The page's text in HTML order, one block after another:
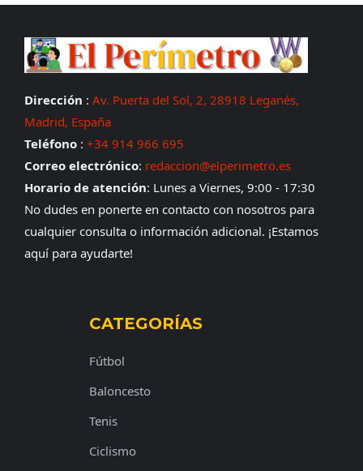
Dirección : Av. Puerta del Sol, 2, 28918 Leganés,
Madrid, España
Teléfono : +34 914 966 695
Correo electrónico: redaccion@elperimetro.es
Horario de atención: Lunes a Viernes, 9:00 - 17:30
No dudes en ponerte en contacto con nosotros para
cualquier consulta o información adicional. ¡Estamos
aquí para ayudarte!
CATEGORÍAS
Fútbol
Baloncesto
Tenis
Ciclismo